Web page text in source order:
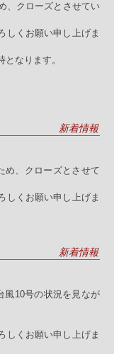
、クローズとさせてい
しくお願い申し上げま
なります。
新着情報
め、クローズとさせて
しくお願い申し上げま
新着情報
風10号の状況を見なが
しくお願い申し上げま